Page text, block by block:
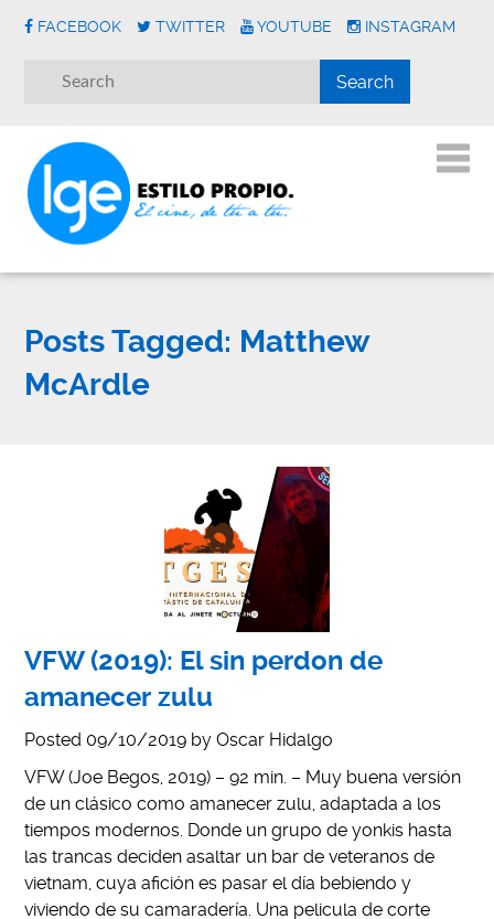
FACEBOOK TWITTER YOUTUBE INSTAGRAM
Posts Tagged: Matthew
McArdle
VFW (2019): El sin perdon de
amanecer zulu
Posted 09/10/2019 byOscar Hidalgo
VFW (Joe Begos, 2019) – 92 min. – Muy buena versión
de un clásico como amanecer zulu, adaptada a los
tiempos modernos. Donde un grupo de yonkis hasta
las trancas deciden asaltar un bar de veteranos de
vietnam, cuya afición es pasar el día bebiendo y
viviendo de su camaradería. Una pelicula de corte